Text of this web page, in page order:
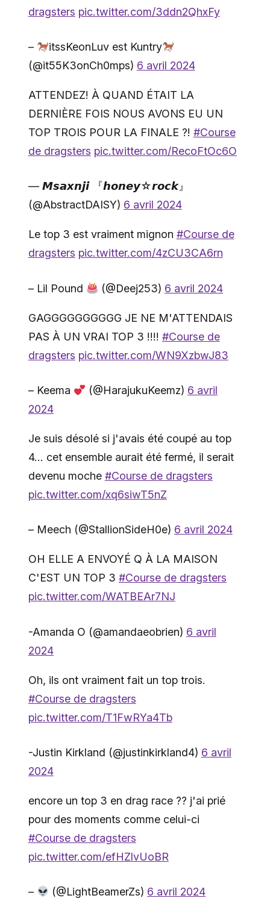
dragsters pic.twitter.com/3ddn2QhxFy
–
itssKeonLuv est Kuntry
(@it55K3onCh0mps) 6 avril 2024
ATTENDEZ! À QUAND ÉTAIT LA
DERNIÈRE FOIS NOUS AVONS EU UN
TOP TROIS POUR LA FINALE ?! #Course
de dragsters pic.twitter.com/RecoFtOc6O
— 𝙈𝙨𝙖𝙭𝙣𝙟𝙞 『𝙝𝙤𝙣𝙚𝙮☆𝙧𝙤𝙘𝙠』
(@AbstractDAISY) 6 avril 2024
Le top 3 est vraiment mignon #Course de
dragsters pic.twitter.com/4zCU3CA6rn
– Lil Pound (@Deej253) 6 avril 2024
GAGGGGGGGGGG JE NE M'ATTENDAIS
PAS À UN VRAI TOP 3 !!!! #Course de
dragsters pic.twitter.com/WN9XzbwJ83
– Keema (@HarajukuKeemz) 6 avril
2024
Je suis désolé si j'avais été coupé au top
4… cet ensemble aurait été fermé, il serait
devenu moche #Course de dragsters
pic.twitter.com/xq6siwT5nZ
– Meech (@StallionSideH0e) 6 avril 2024
OH ELLE A ENVOYÉ Q À LA MAISON
C'EST UN TOP 3 #Course de dragsters
pic.twitter.com/WATBEAr7NJ
-Amanda O (@amandaeobrien) 6 avril
2024
Oh, ils ont vraiment fait un top trois.
#Course de dragsters
pic.twitter.com/T1FwRYa4Tb
-Justin Kirkland (@justinkirkland4) 6 avril
2024
encore un top 3 en drag race ?? j'ai prié
pour des moments comme celui-ci
#Course de dragsters
pic.twitter.com/efHZlvUoBR
– (@LightBeamerZs) 6 avril 2024